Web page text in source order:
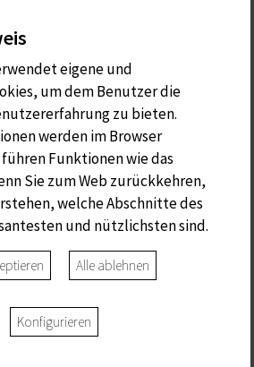
eigene und
um dem Benutzer die
zu bieten.
werden im Browser
Funktionen wie das
Sie zum Web zurückkehren,
welche Abschnitte des
und nützlichsten sind.
Alle ablehnen
Konfigurieren